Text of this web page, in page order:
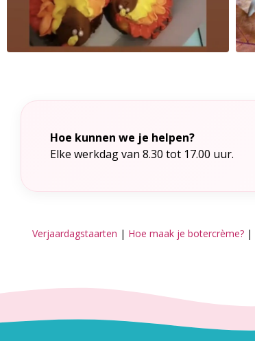
Hoe kunnen we je helpen?
Elke werkdag van 8.30 tot 17.00 uur.
Verjaardagstaarten | Hoe maak je botercrème? |